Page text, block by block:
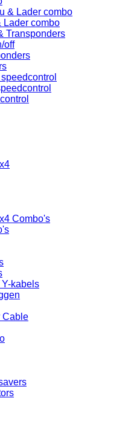
& Lader combo
Lader combo
Transponders
off
Combo's
kabels
Cable